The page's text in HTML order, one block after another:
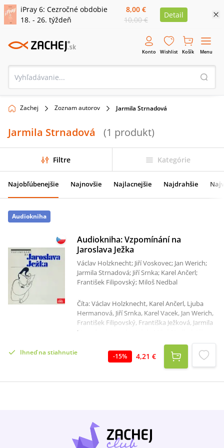
iPray 6: Cezročné obdobie
18. - 26. týždeň
8,00 €
10,00 €
Detail
Konto Wishlist Košík Menu
Zachej Zoznam autorov Jarmila Strnadová
Jarmila Strnadová (1 produkt)
Filtre Kategórie
Najobľúbenejšie Najnovšie Najlacnejšie Najdrahšie
Audiokniha
Audiokniha: Vzpomínání na
Jaroslava Ježka
Václav Holzknecht; Jiří Voskovec; Jan Werich;
Jarmila Strnadová; Jiří Srnka; Karel Ančerl;
František Filipovský; Miloš Nedbal
Číta: Václav Holzknecht, Karel Ančerl, Ljuba
Hermanová, Jiří Srnka, Karel Vacek, Jan Werich,
František Filipovský, Františka Ježková, Jarmila
Strnadová, Jaroslav Ježek, Miloš Nedbal, Jiří
Voskovec Celkový čas: 1 hodina 5 minút Z
komentáře Ludmily Vrkočové k původnímu LP
albu 1218 4056 "Vzpomínání na Jaroslava
Ježka" vydanému v Supraphonu v roce 1986 a
nyní vydávanému poprvé digitálně:Kdo zná
způsoby, a to, jak je řečeno, vypovídá často
více než obsah sám. Vždyť právě řeč spojuje
člověka s člověkem, lidi s lidmi. Proto jsou tak
Ihneď na stiahnutie -15% 4,21 €